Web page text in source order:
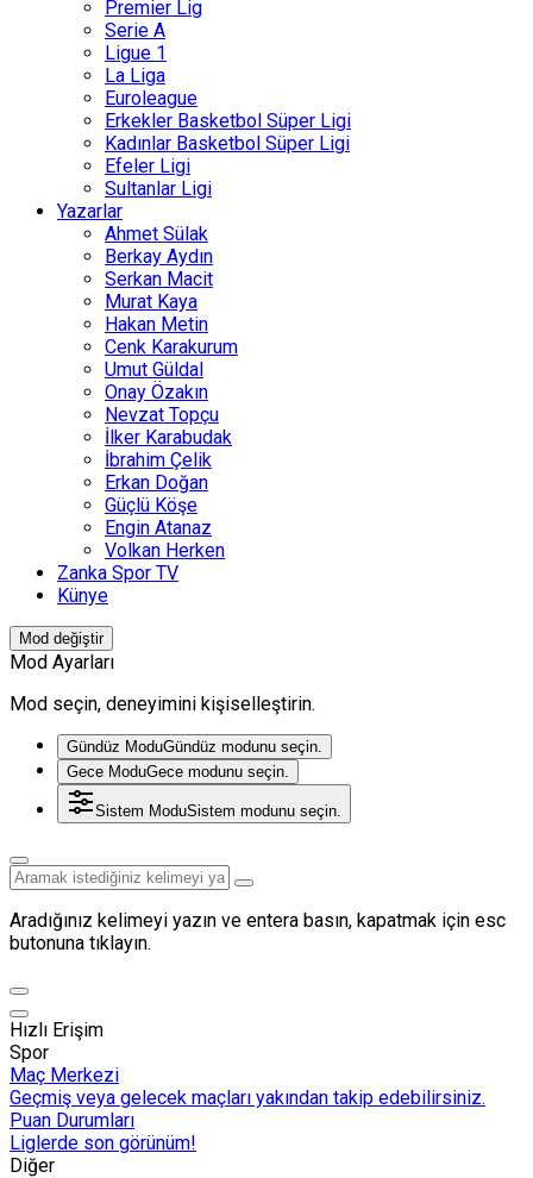
Premier Lig
Serie A
Ligue 1
La Liga
Euroleague
Erkekler Basketbol Süper Ligi
Kadınlar Basketbol Süper Ligi
Efeler Ligi
Sultanlar Ligi
Yazarlar
Ahmet Sülak
Berkay Aydın
Serkan Macit
Murat Kaya
Hakan Metin
Cenk Karakurum
Umut Güldal
Onay Özakın
Nevzat Topçu
İlker Karabudak
İbrahim Çelik
Erkan Doğan
Güçlü Köşe
Engin Atanaz
Volkan Herken
Zanka Spor TV
Künye
Mod değiştir
Mod Ayarları
Mod seçin, deneyimini kişiselleştirin.
Gündüz ModuGündüz modunu seçin.
Gece ModuGece modunu seçin.
Sistem ModuSistem modunu seçin.
Aradığınız kelimeyi yazın ve entera basın, kapatmak için esc
butonuna tıklayın.
Hızlı Erişim
Spor
Maç Merkezi
Geçmiş veya gelecek maçları yakından takip edebilirsiniz.
Puan Durumları
Liglerde son görünüm!
Diğer